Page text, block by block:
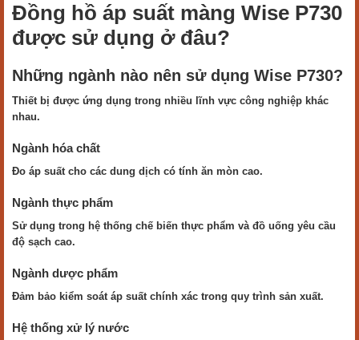
Đồng hồ áp suất màng Wise P730
được sử dụng ở đâu?
Những ngành nào nên sử dụng Wise P730?
Thiết bị được ứng dụng trong nhiều lĩnh vực công nghiệp khác
nhau.
Ngành hóa chất
Đo áp suất cho các dung dịch có tính ăn mòn cao.
Ngành thực phẩm
Sử dụng trong hệ thống chế biến thực phẩm và đồ uống yêu cầu
độ sạch cao.
Ngành dược phẩm
Đảm bảo kiểm soát áp suất chính xác trong quy trình sản xuất.
Hệ thống xử lý nước